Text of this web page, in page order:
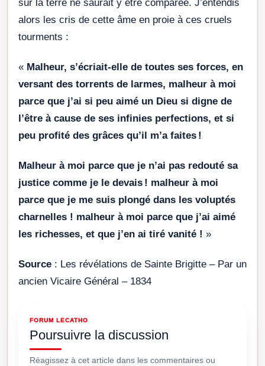
sur la terre ne saurait y être comparée. J’entendis
alors les cris de cette âme en proie à ces cruels
tourments :
« Malheur, s’écriait-elle de toutes ses forces, en
versant des torrents de larmes, malheur à moi
parce que j’ai si peu aimé un Dieu si digne de
l’être à cause de ses infinies perfections, et si
peu profité des grâces qu’il m’a faites !
Malheur à moi parce que je n’ai pas redouté sa
justice comme je le devais ! malheur à moi
parce que je me suis plongé dans les voluptés
charnelles ! malheur à moi parce que j’ai aimé
les richesses, et que j’en ai tiré vanité ! »
Source : Les révélations de Sainte Brigitte – Par un
ancien Vicaire Général – 1834
FORUM LECATHO
Poursuivre la discussion
Réagissez à cet article dans les commentaires ou